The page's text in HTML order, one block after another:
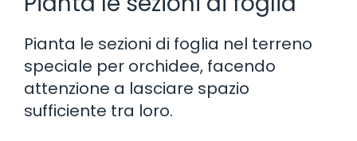
Pianta le sezioni di foglia nel terreno
speciale per orchidee, facendo
attenzione a lasciare spazio
sufficiente tra loro.